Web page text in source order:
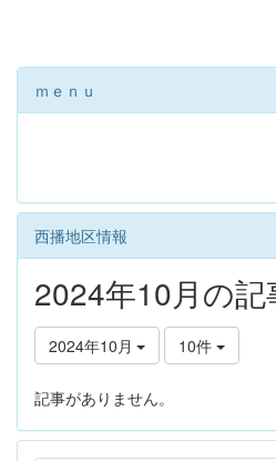
ｍｅｎｕ
西播地区情報
2024年10月の記
2024年10月 10件
記事がありません。